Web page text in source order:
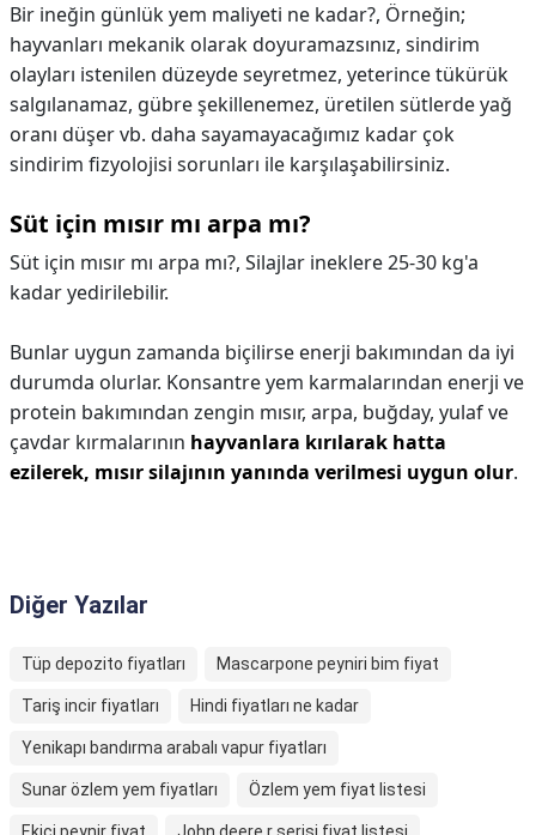
Bir ineğin günlük yem maliyeti ne kadar?, Örneğin;
hayvanları mekanik olarak doyuramazsınız, sindirim
olayları istenilen düzeyde seyretmez, yeterince tükürük
salgılanamaz, gübre şekillenemez, üretilen sütlerde yağ
oranı düşer vb. daha sayamayacağımız kadar çok
sindirim fizyolojisi sorunları ile karşılaşabilirsiniz.
Süt için mısır mı arpa mı?
Süt için mısır mı arpa mı?, Silajlar ineklere 25-30 kg'a
kadar yedirilebilir.
Bunlar uygun zamanda biçilirse enerji bakımından da iyi
durumda olurlar. Konsantre yem karmalarından enerji ve
protein bakımından zengin mısır, arpa, buğday, yulaf ve
çavdar kırmalarının hayvanlara kırılarak hatta
ezilerek, mısır silajının yanında verilmesi uygun olur.
Diğer Yazılar
Tüp depozito fiyatları Mascarpone peyniri bim fiyat
Tariş incir fiyatları Hindi fiyatları ne kadar
Yenikapı bandırma arabalı vapur fiyatları
Sunar özlem yem fiyatları Özlem yem fiyat listesi